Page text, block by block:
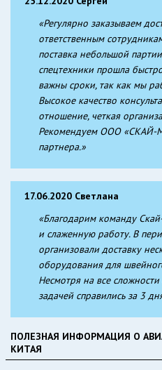
«Регулярно заказываем
ответственным
поставка небольшой
спецтехники прошла
важны сроки, так как мы
Высокое качество
отношение, четкая
Рекомендуем ООО «СКАЙ-
партнера.»
17.06.2020 Светлана
«Благодарим команду
и слаженную работу. В
организовали доставку
оборудования для
Несмотря на все
задачей справились за 3
ПОЛЕЗНАЯ ИНФОРМАЦИЯ О
КИТАЯ